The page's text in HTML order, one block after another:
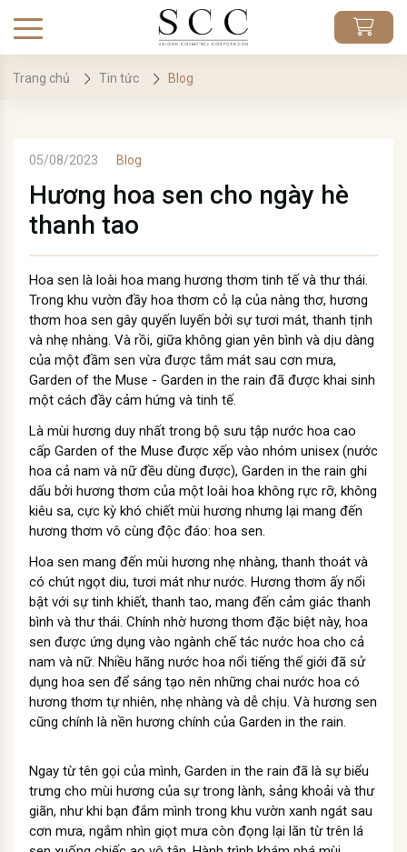
Trang chủ Tin tức Blog
05/08/2023 Blog
Hương hoa sen cho ngày hè
thanh tao
Hoa sen là loài hoa mang hương thơm tinh tế và thư thái.
Trong khu vườn đầy hoa thơm cỏ lạ của nàng thơ, hương
thơm hoa sen gây quyến luyến bởi sự tươi mát, thanh tịnh
và nhẹ nhàng. Và rồi, giữa không gian yên bình và dịu dàng
của một đầm sen vừa được tắm mát sau cơn mưa,
Garden of the Muse - Garden in the rain đã được khai sinh
một cách đầy cảm hứng và tinh tế.
Là mùi hương duy nhất trong bộ sưu tập nước hoa cao
cấp Garden of the Muse được xếp vào nhóm unisex (nước
hoa cả nam và nữ đều dùng được), Garden in the rain ghi
dấu bởi hương thơm của một loài hoa không rực rỡ, không
kiêu sa, cực kỳ khó chiết mùi hương nhưng lại mang đến
hương thơm vô cùng độc đáo: hoa sen.
Hoa sen mang đến mùi hương nhẹ nhàng, thanh thoát và
có chút ngọt diu, tươi mát như nước. Hương thơm ấy nổi
bật với sự tinh khiết, thanh tao, mang đến cảm giác thanh
bình và thư thái. Chính nhờ hương thơm đặc biệt này, hoa
sen được ứng dụng vào ngành chế tác nước hoa cho cả
nam và nữ. Nhiều hãng nước hoa nổi tiếng thế giới đã sử
dụng hoa sen để sáng tạo nên những chai nước hoa có
hương thơm tự nhiên, nhẹ nhàng và dễ chịu. Và hương sen
cũng chính là nền hương chính của Garden in the rain.
Ngay từ tên gọi của mình, Garden in the rain đã là sự biểu
trưng cho mùi hương của sự trong lành, sảng khoải và thư
giãn, như khi bạn đắm mình trong khu vườn xanh ngát sau
cơn mưa, ngắm nhìn giọt mưa còn đọng lại lăn từ trên lá